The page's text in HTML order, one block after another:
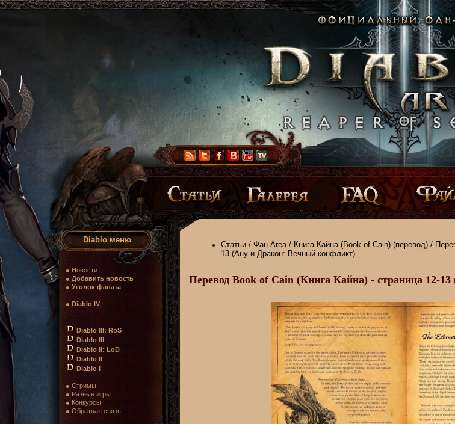
Diablo меню
● Новости
● Добавить новость
● Уголок фаната
● Diablo IV
Diablo III: RoS
Diablo III
Diablo II: LoD
Diablo II
Diablo I
● Стримы
● Разные игры
● Конкурсы
● Обратная связь
Статьи/ Фан Area/ Книга Кайна (Book of Cain) (перевод)/
13 (Ану и Дракон: Вечный конфликт)
Перевод Book of Cain (Книга Кайна) - страница 12-